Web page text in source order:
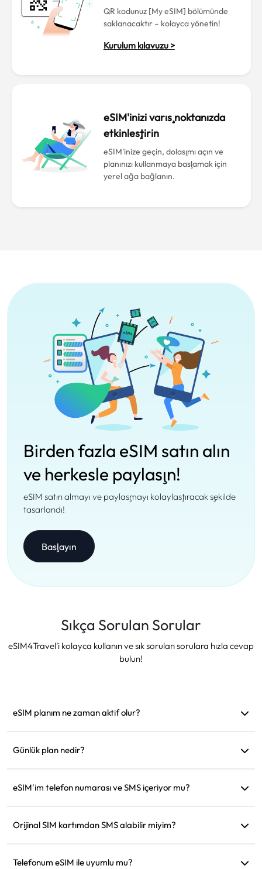
QR kodunuz [My eSIM] bölümünde
saklanacaktır – kolayca yönetin!
Kurulum kılavuzu >
eSIM'inizi varış noktanızda
etkinleştirin
eSIM'inize geçin, dolaşımı açın ve
planınızı kullanmaya başlamak için
yerel ağa bağlanın.
Birden fazla eSIM satın alın
ve herkesle paylaşın!
eSIM satın almayı ve paylaşmayı kolaylaştıracak şekilde
tasarlandı!
Başlayın
Sıkça Sorulan Sorular
eSIM4Travel'i kolayca kullanın ve sık sorulan sorulara hızla cevap
bulun!
eSIM planım ne zaman aktif olur?
Hareket etmeden önce yüklemenizi öneririz.
Günlük plan nedir?
kadar geçerli olur. Günlük veri miktarını tükettiğinizde hız
eSIM'im telefon numarası ve SMS içeriyor mu?
uygulamaları iletişim için kullanabilirsiniz.
Orijinal SIM kartımdan SMS alabilir miyim?
almak için eSIM ve orijinal SIM kartınızı aynı anda
Telefonum eSIM ile uyumlu mu?